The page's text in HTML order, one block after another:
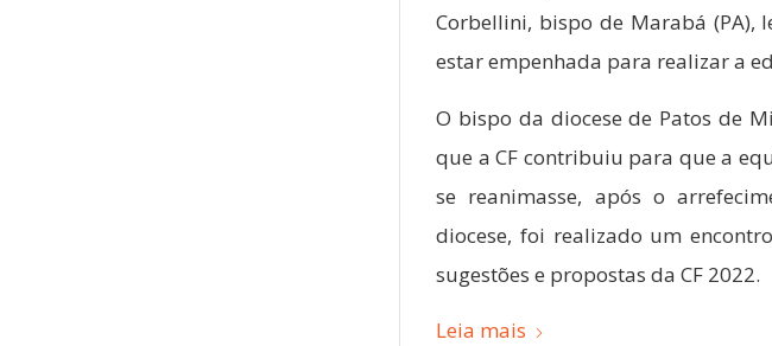
Corbellini, bispo de Marabá (PA),
estar empenhada para realizar a
O bispo da diocese de Patos de
que a CF contribuiu para que a
se reanimasse, após o
diocese, foi realizado um
sugestões e propostas da CF 2022.
Leia mais